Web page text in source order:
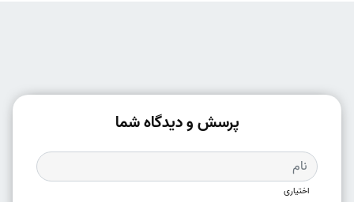
پرسش و دیدگاه شما
اختیاری